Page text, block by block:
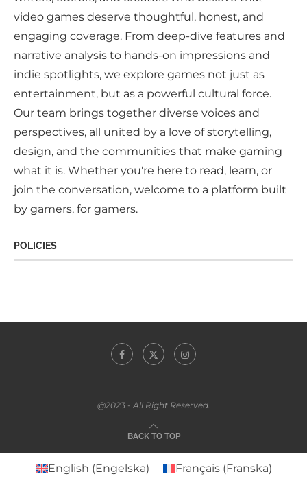
At PlayersForLife, we're a team of passionate
writers, editors, and creators who believe that
video games deserve thoughtful, honest, and
engaging coverage. From deep-dive features and
narrative analysis to hands-on impressions and
indie spotlights, we explore games not just as
entertainment, but as a powerful cultural force.
Our team brings together diverse voices and
perspectives, all united by a love of storytelling,
design, and the communities that make gaming
what it is. Whether you're here to read, learn, or
by gamers, for gamers.